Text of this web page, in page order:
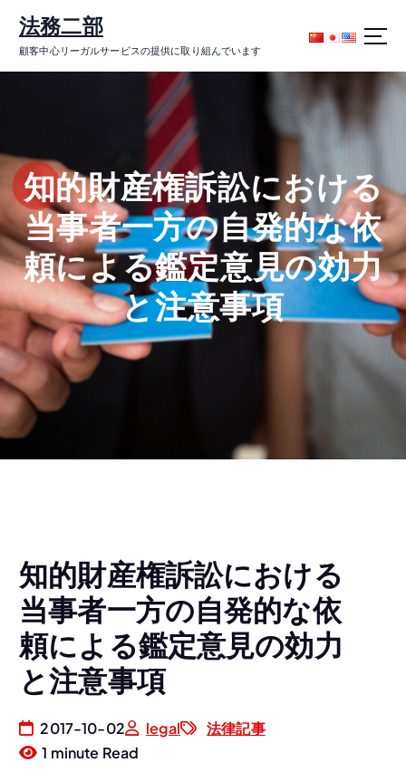
ン
キ
法務二部
顧客中心リーガルサービスの提供に取り組んでいます
知的財産権訴訟における
当事者一方の自発的な依
頼による鑑定意見の効力
と注意事項
知的財産権訴訟における
当事者一方の自発的な依
頼による鑑定意見の効力
と注意事項
2017-10-02 legal
法律記事
1 minute Read